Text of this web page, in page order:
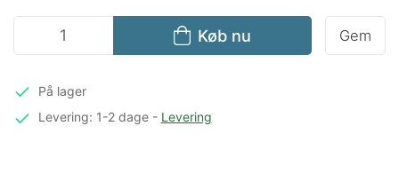
Køb nu Gem
På lager
Levering: 1-2 dage- Levering